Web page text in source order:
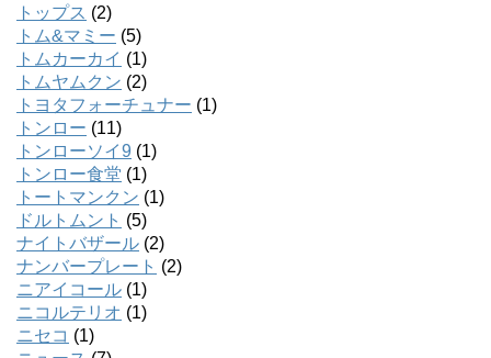
トップス (2)
トム&マミー (5)
トムカーカイ (1)
トムヤムクン (2)
トヨタフォーチュナー (1)
トンロー (11)
トンローソイ9 (1)
トンロー食堂 (1)
トートマンクン (1)
ドルトムント (5)
ナイトバザール (2)
ナンバープレート (2)
ニアイコール (1)
ニコルテリオ (1)
ニセコ (1)